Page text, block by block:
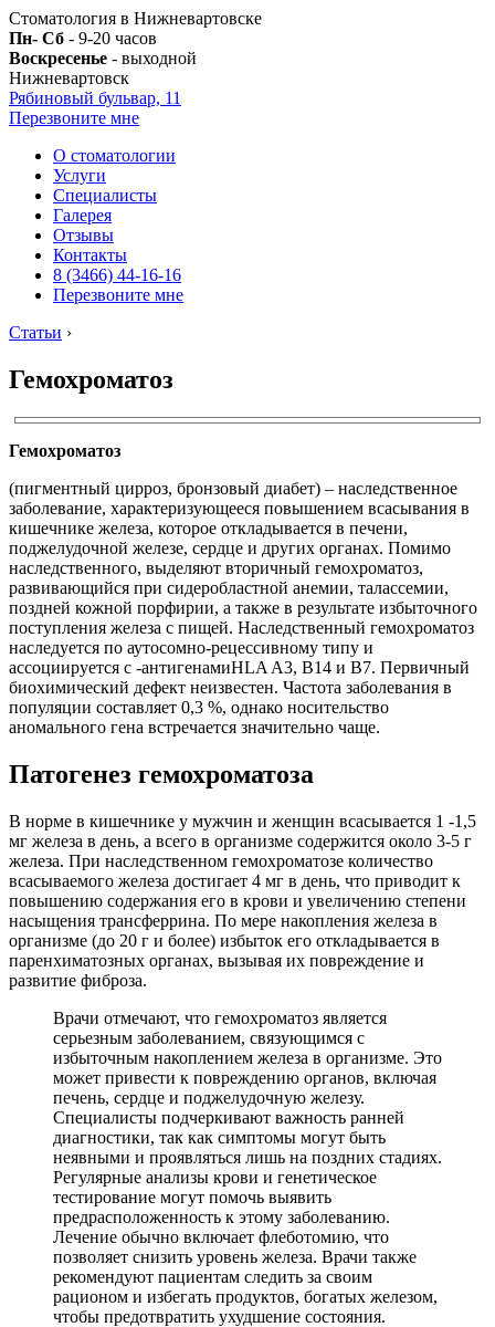
Стоматология в Нижневартовске
Пн- Сб - 9-20 часов
Воскресенье - выходной
Нижневартовск
Рябиновый бульвар, 11
Перезвоните мне
О стоматологии
Услуги
Специалисты
Галерея
Отзывы
Контакты
8 (3466) 44-16-16
Перезвоните мне
Статьи ›
Гемохроматоз
Гемохроматоз
(пигментный цирроз, бронзовый диабет) – наследственное
заболевание, характеризующееся повышением всасывания в
кишечнике железа, которое откладывается в печени,
поджелудочной железе, сердце и других органах. Помимо
наследственного, выделяют вторичный гемохроматоз,
развивающийся при сидеробластной анемии, талассемии,
поздней кожной порфирии, а также в результате избыточного
поступления железа с пищей. Наследственный гемохроматоз
наследуется по аутосомно-рецессивному типу и
ассоциируется с -антигенамиHLA A3, В14 и В7. Первичный
биохимический дефект неизвестен. Частота заболевания в
популяции составляет 0,3 %, однако носительство
аномального гена встречается значительно чаще.
Патогенез гемохроматоза
В норме в кишечнике у мужчин и женщин всасывается 1 -1,5
мг железа в день, а всего в организме содержится около 3-5 г
железа. При наследственном гемохроматозе количество
всасываемого железа достигает 4 мг в день, что приводит к
повышению содержания его в крови и увеличению степени
насыщения трансферрина. По мере накопления железа в
организме (до 20 г и более) избыток его откладывается в
паренхиматозных органах, вызывая их повреждение и
развитие фиброза.
Врачи отмечают, что гемохроматоз является
серьезным заболеванием, связующимся с
избыточным накоплением железа в организме. Это
может привести к повреждению органов, включая
печень, сердце и поджелудочную железу.
Специалисты подчеркивают важность ранней
диагностики, так как симптомы могут быть
неявными и проявляться лишь на поздних стадиях.
Регулярные анализы крови и генетическое
тестирование могут помочь выявить
предрасположенность к этому заболеванию.
Лечение обычно включает флеботомию, что
позволяет снизить уровень железа. Врачи также
рекомендуют пациентам следить за своим
рационом и избегать продуктов, богатых железом,
чтобы предотвратить ухудшение состояния.